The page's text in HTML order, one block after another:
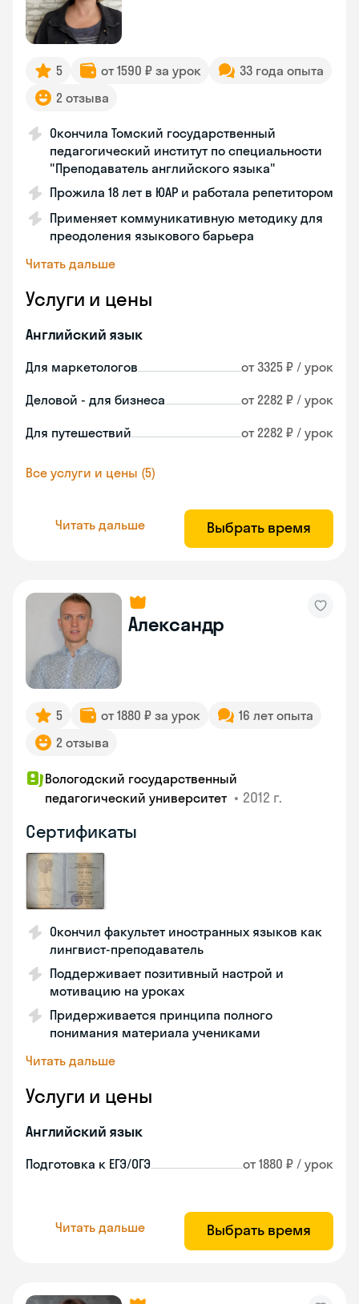
5 от 1590 ₽ за урок
33 года опыта
2 отзыва
Окончила Томский государственный
педагогический институт по специальности
"Преподаватель английского языка"
Прожила 18 лет в ЮАР и работала репетитором
Применяет коммуникативную методику для
преодоления языкового барьера
Читать дальше
Услуги и цены
Английский язык
Для маркетологов от 3325 ₽ / урок
Деловой - для бизнеса от 2282 ₽ / урок
Для путешествий от 2282 ₽ / урок
Все услуги и цены (5)
Читать дальше Выбрать время
Александр
5 от 1880 ₽ за урок
16 лет опыта
2 отзыва
Вологодский государственный
педагогический университет • 2012 г.
Сертификаты
Окончил факультет иностранных языков как
лингвист-преподаватель
Поддерживает позитивный настрой и
мотивацию на уроках
Придерживается принципа полного
понимания материала учениками
Читать дальше
Услуги и цены
Английский язык
Подготовка к ЕГЭ/ОГЭ от 1880 ₽ / урок
Читать дальше Выбрать время